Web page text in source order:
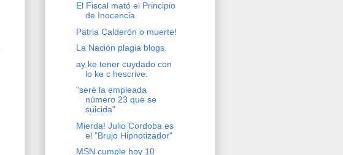
El Fiscal mató el Principio
de Inocencia
Patria Calderón o muerte!
La Nación plagia blogs.
ay ke tener cuydado con
lo ke c hescrive.
"seré la empleada
número 23 que se
suicida"
Mierda! Julio Cordoba es
el "Brujo Hipnotizador"
MSN cumple hoy 10